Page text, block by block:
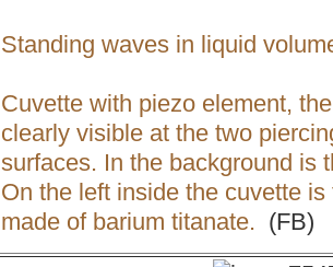
Standing waves in liquid
Cuvette with piezo element,
clearly visible at the two
surfaces. In the background is
On the left inside the cuvette
made of barium titanate. (FB)